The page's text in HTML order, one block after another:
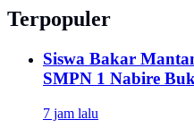
Terpopuler
Siswa Bakar
SMPN 1 Nabire
7 jam lalu